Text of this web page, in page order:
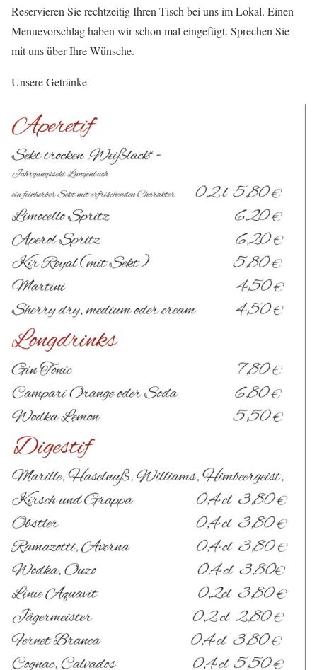
Reservieren Sie rechtzeitig Ihren Tisch bei uns im Lokal. Einen
Menuevorschlag haben wir schon mal eingefügt. Sprechen Sie
mit uns über Ihre Wünsche.
Unsere Getränke